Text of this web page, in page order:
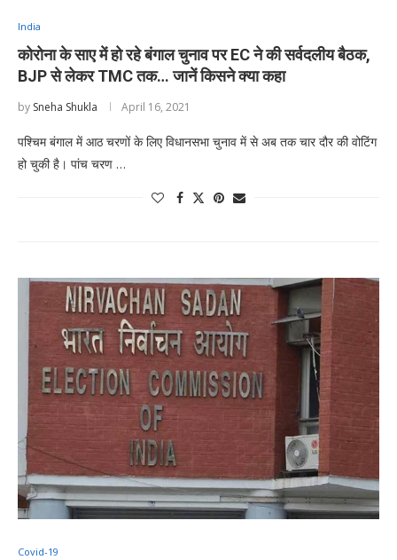
India
कोरोना के साए में हो रहे बंगाल चुनाव पर EC ने की सर्वदलीय बैठक,
BJP से लेकर TMC तक… जानें किसने क्या कहा
by Sneha Shukla April 16, 2021
पश्चिम बंगाल में आठ चरणों के लिए विधानसभा चुनाव में से अब तक चार दौर की वोटिंग
हो चुकी है। पांच चरण …
Covid-19